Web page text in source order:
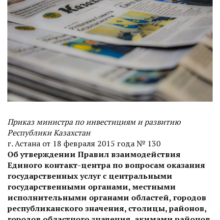
Приказ министра по инвестициям и развитию
Республики Казахстан
г. Астана от 18 февраля 2015 года № 130
Об утверждении Правил взаимодействия
Единого контакт-центра по вопросам оказания
государственных услуг с центральными
государственными органами, местными
исполнительными органами областей, городов
республиканского значения, столицы, районов,